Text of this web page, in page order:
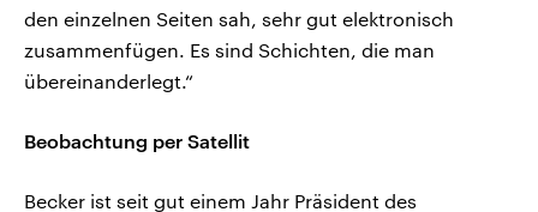
den einzelnen Seiten sah, sehr gut elektronisch
zusammenfügen. Es sind Schichten, die man
übereinanderlegt.“
Beobachtung per Satellit
Becker ist seit gut einem Jahr Präsident des